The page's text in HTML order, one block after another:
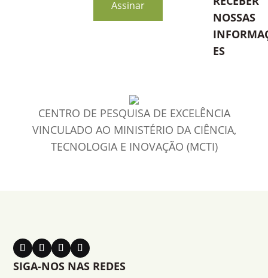
Assinar
NOSSAS
ES
CENTRO DE PESQUISA DE EXCELÊNCIA
VINCULADO AO MINISTÉRIO DA CIÊNCIA,
TECNOLOGIA E INOVAÇÃO (MCTI)
SIGA-NOS NAS REDES